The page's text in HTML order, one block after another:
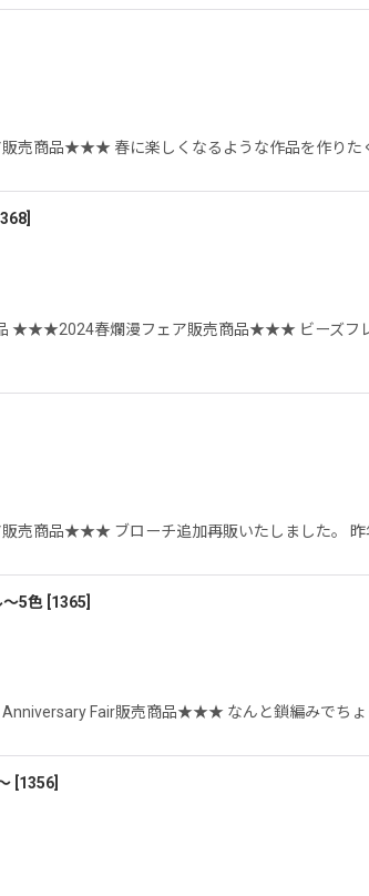
商品★★★ 春に楽しくなるような作品を作りた
★★★2024春爛漫フェア販売商品★★★ ビーズ
商品★★★ ブローチ追加再販いたしました。 昨
〜5色 [1365]
Fair販売商品★★★ なんと鎖編みでちょ
1356